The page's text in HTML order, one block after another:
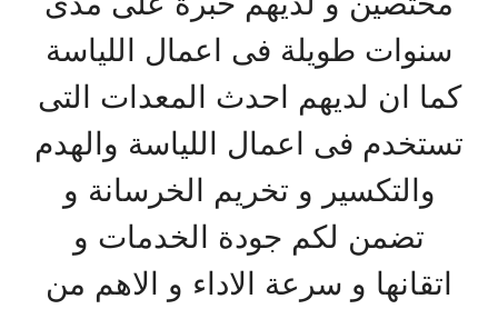
سنوات طويلة فى اعمال اللياسة
كما ان لديهم احدث المعدات التى
تستخدم فى اعمال اللياسة والهدم
والتكسير و تخريم الخرسانة و
تضمن لكم جودة الخدمات و
اتقانها و سرعة الاداء و الاهم من